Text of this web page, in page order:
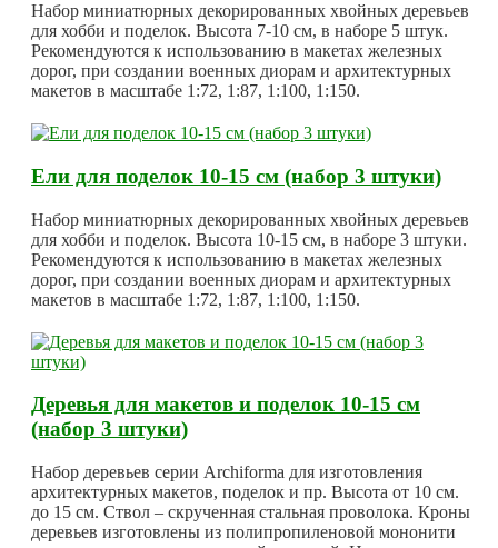
Набор миниатюрных декорированных хвойных деревьев
для хобби и поделок. Высота 7-10 см, в наборе 5 штук.
Рекомендуются к использованию в макетах железных
дорог, при создании военных диорам и архитектурных
макетов в масштабе 1:72, 1:87, 1:100, 1:150.
Ели для поделок 10-15 см (набор 3 штуки)
Набор миниатюрных декорированных хвойных деревьев
для хобби и поделок. Высота 10-15 см, в наборе 3 штуки.
Рекомендуются к использованию в макетах железных
дорог, при создании военных диорам и архитектурных
макетов в масштабе 1:72, 1:87, 1:100, 1:150.
Деревья для макетов и поделок 10-15 см
(набор 3 штуки)
Набор деревьев серии Archiforma для изготовления
архитектурных макетов, поделок и пр. Высота от 10 см.
до 15 см. Ствол – скрученная стальная проволока. Кроны
деревьев изготовлены из полипропиленовой мононити